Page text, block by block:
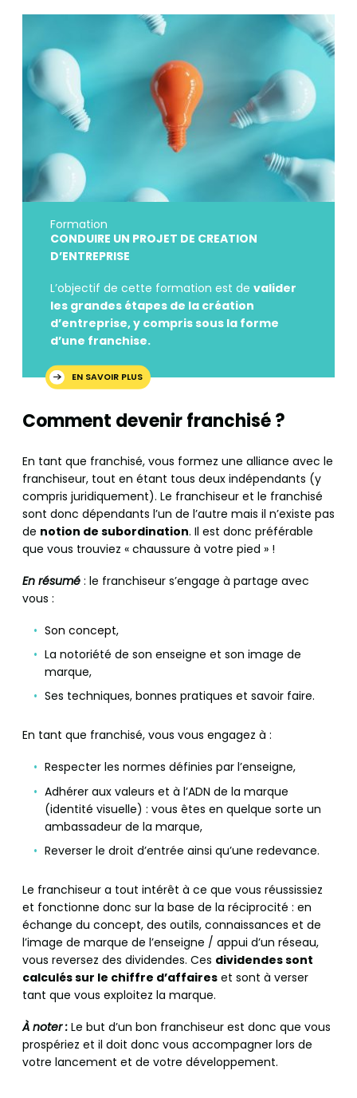
Formation
CONDUIRE UN PROJET DE CREATION
D’ENTREPRISE
L’objectif de cette formation est de valider
les grandes étapes de la création
d’entreprise, y compris sous la forme
d’une franchise.
EN SAVOIR PLUS
Comment devenir franchisé ?
En tant que franchisé, vous formez une alliance avec le
franchiseur, tout en étant tous deux indépendants (y
compris juridiquement). Le franchiseur et le franchisé
sont donc dépendants l’un de l’autre mais il n’existe pas
de notion de subordination. Il est donc préférable
que vous trouviez « chaussure à votre pied » !
En résumé : le franchiseur s’engage à partage avec
vous :
Son concept,
La notoriété de son enseigne et son image de
marque,
Ses techniques, bonnes pratiques et savoir faire.
En tant que franchisé, vous vous engagez à :
Respecter les normes définies par l’enseigne,
Adhérer aux valeurs et à l’ADN de la marque
(identité visuelle) : vous êtes en quelque sorte un
ambassadeur de la marque,
Reverser le droit d’entrée ainsi qu’une redevance.
Le franchiseur a tout intérêt à ce que vous réussissiez
et fonctionne donc sur la base de la réciprocité : en
échange du concept, des outils, connaissances et de
l’image de marque de l’enseigne / appui d’un réseau,
vous reversez des dividendes. Ces dividendes sont
calculés sur le chiffre d’affaires et sont à verser
tant que vous exploitez la marque.
À noter : Le but d’un bon franchiseur est donc que vous
prospériez et il doit donc vous accompagner lors de
votre lancement et de votre développement.